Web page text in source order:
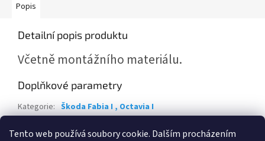
Tento web používá soubory cookie. Dalším procházením
Popis
Detailní popis produktu
Včetně montážního materiálu.
Doplňkové parametry
Kategorie: Škoda Fabia I , Octavia I
Položka byla vyprodána…